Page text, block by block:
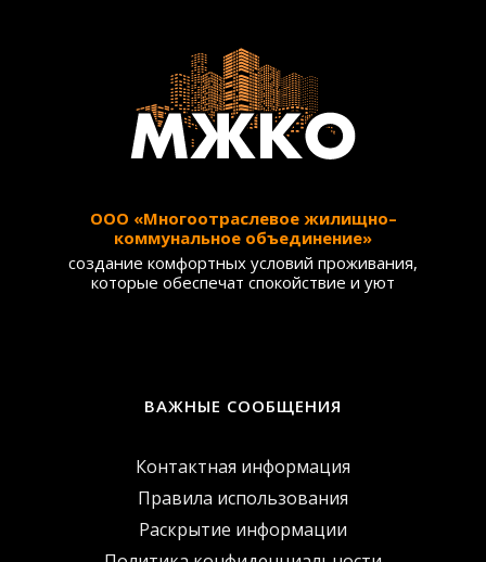
ООО «Многоотраслевое жилищно–
коммунальное объединение»
создание комфортных условий проживания,
которые обеспечат спокойствие и уют
ВАЖНЫЕ СООБЩЕНИЯ
Контактная информация
Правила использования
Раскрытие информации